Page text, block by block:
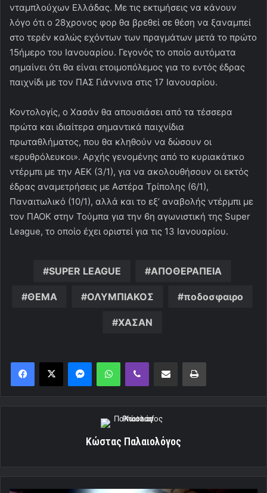
νταμπλούχων Ελλάδας. Με τις εκτιμήσεις να κάνουν
λόγο ότι ο 28χρονος φορ θα βρεθεί σε θέση να ξαναμπεί
στο τερέν καλώς εχόντων των πραγμάτων μετά το πρώτο
15ήμερο του Ιανουαρίου. Γεγονός το οποίο αυτόματα
σημαίνει ότι θα είναι ετοιμοπόλεμος για το εντός έδρας
παιχνίδι με τον ΠΑΣ Γιάννινα στις 17 Ιανουαρίου.
Κοντολογίς, ο Χασάν θα απουσιάσει από τα τέσσερα
πρώτα και ιδιαίτερα σημαντικά παιχνίδια
πρωταθλήματος, που θα κληθούν να δώσουν οι
«ερυθρόλευκοι». Αρχής γενομένης από το κυριακάτικο
ντέρμπι με την ΑΕΚ (3/1), για να ακολουθήσουν οι εκτός
έδρας αναμετρήσεις με Αστέρα Τρίπολης (6/1),
Παναιτωλικό (10/1), αλλά και το εξ’ αναβολής ντέρμπι με
τον ΠΑΟΚ στην Τούμπα για την 6η αγωνιστική της Super
League, το οποίο έχει οριστεί για τις 13 Ιανουαρίου.
SUPER LEAGUE ΑΠΟΘΕΡΑΠΕΙΑ
ΘΕΜΑ ΟΛΥΜΠΙΑΚΟΣ ποδοσφαιρο
ΧΑΣΑΝ
MessengerWhatsAppViber Κοινοποίηση μέσω ηλεκτρονικού ταχυδρομείουΕκτύπωση
Κώστας Παλαιολόγος